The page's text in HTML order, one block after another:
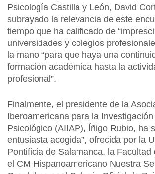
Psicología Castilla y León, David
subrayado la relevancia de este
tiempo que ha calificado de
universidades y colegios
la mano “para que haya una
formación académica hasta la
profesional”.
Finalmente, el presidente de la
Iberoamericana para la
Psicológico (AIIAP), Íñigo Rubio, ha
entusiasta acogida”, ofrecida por la
Pontificia de Salamanca, la Facultad
el CM Hispanoamericano Nuestra